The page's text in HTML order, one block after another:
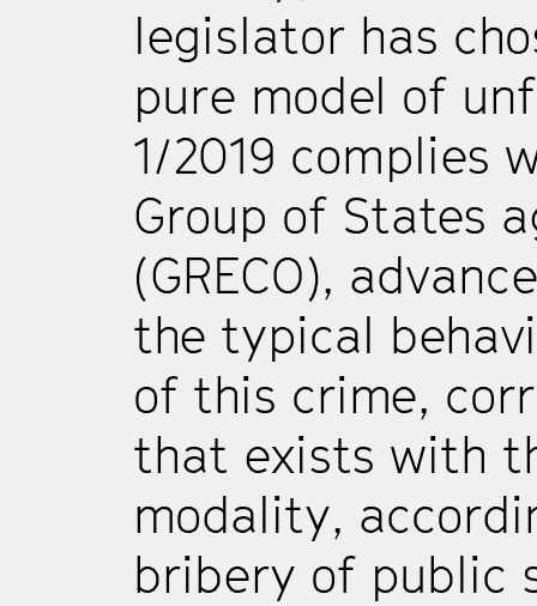
legislator has
pure model of
1/2019 complies
Group of States
(GRECO),
the typical
of this crime,
that exists with
modality,
bribery of public